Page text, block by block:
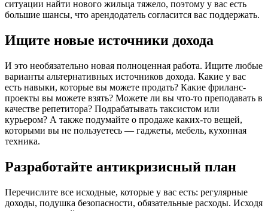
ситуации найти нового жильца тяжело, поэтому у вас есть
большие шансы, что арендодатель согласится вас поддержать.
Ищите новые источники дохода
И это необязательно новая полноценная работа. Ищите любые
варианты альтернативных источников дохода. Какие у вас
есть навыки, которые вы можете продать? Какие фриланс-
проекты вы можете взять? Можете ли вы что-то преподавать в
качестве репетитора? Подрабатывать таксистом или
курьером? А также подумайте о продаже каких-то вещей,
которыми вы не пользуетесь — гаджеты, мебель, кухонная
техника.
Разработайте антикризисный план
Перечислите все исходные, которые у вас есть: регулярные
доходы, подушка безопасности, обязательные расходы. Исходя